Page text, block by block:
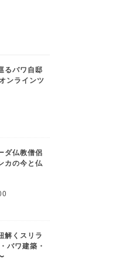
るバワ自邸
ンラインツ
ダ仏教僧侶
カの今と仏
解くスリラ
バワ建築・